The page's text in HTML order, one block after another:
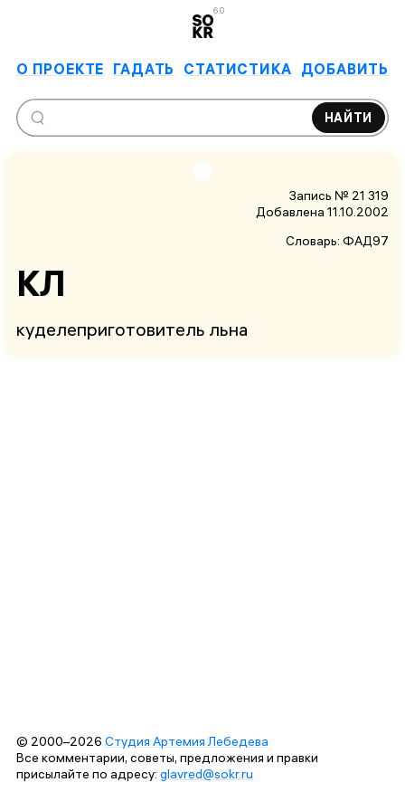
6.0
О ПРОЕКТЕ ГАДАТЬ СТАТИСТИКА ДОБАВИТЬ
НАЙТИ
Запись № 21 319
Добавлена 11.10.2002
Словарь: ФАД97
КЛ
куделеприготовитель льна
© 2000–2026 Студия Артемия Лебедева
Все комментарии, советы, предложения и правки
присылайте по адресу: glavred@sokr.ru